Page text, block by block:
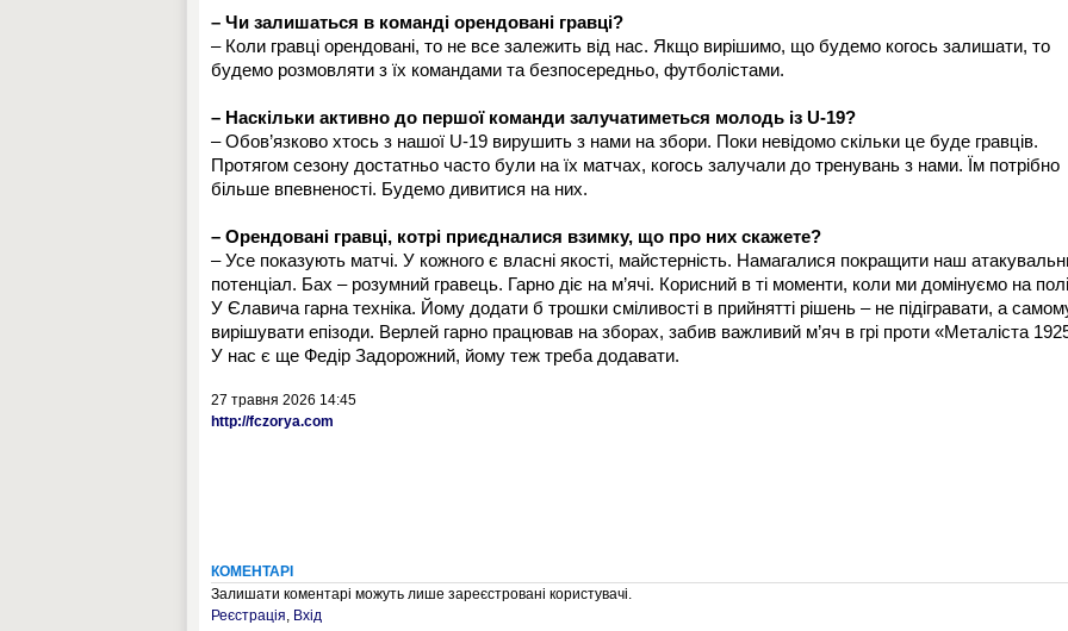
– Чи залишаться в команді орендовані гравці?
– Коли гравці орендовані, то не все залежить від нас. Якщо вирішимо, що будемо когось залишати, то
будемо розмовляти з їх командами та безпосередньо, футболістами.
– Наскільки активно до першої команди залучатиметься молодь із U-19?
– Обов’язково хтось з нашої U-19 вирушить з нами на збори. Поки невідомо скільки це буде гравців.
Протягом сезону достатньо часто були на їх матчах, когось залучали до тренувань з нами. Їм потрібно
більше впевненості. Будемо дивитися на них.
– Орендовані гравці, котрі приєдналися взимку, що про них скажете?
– Усе показують матчі. У кожного є власні якості, майстерність. Намагалися покращити наш
потенціал. Бах – розумний гравець. Гарно діє на м’ячі. Корисний в ті моменти, коли ми домінуємо на
У Єлавича гарна техніка. Йому додати б трошки сміливості в прийнятті рішень – не підігравати, а
вирішувати епізоди. Верлей гарно працював на зборах, забив важливий м’яч в грі проти «Металіста
У нас є ще Федір Задорожний, йому теж треба додавати.
27 травня 2026 14:45
http://fczorya.com
КОМЕНТАРІ
Залишати коментарі можуть лише зареєстровані користувачі.
Реєстрація, Вхід